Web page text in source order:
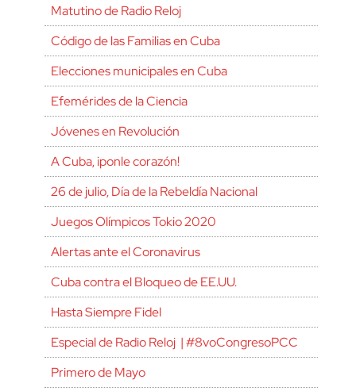
Matutino de Radio Reloj
Código de las Familias en Cuba
Elecciones municipales en Cuba
Efemérides de la Ciencia
Jóvenes en Revolución
A Cuba, ¡ponle corazón!
26 de julio, Día de la Rebeldía Nacional
Juegos Olímpicos Tokio 2020
Alertas ante el Coronavirus
Cuba contra el Bloqueo de EE.UU.
Hasta Siempre Fidel
Especial de Radio Reloj | #8voCongresoPCC
Primero de Mayo